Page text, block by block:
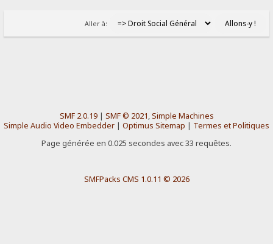
Aller à:
SMF 2.0.19| SMF © 2021,Simple Machines
Simple Audio Video Embedder | Optimus Sitemap | Termes et Politiques
Page générée en 0.025 secondes avec 33 requêtes.
SMFPacks CMS 1.0.11 © 2026